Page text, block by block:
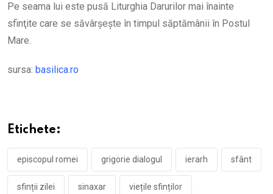
Pe seama lui este pusă Liturghia Darurilor mai înainte
sfinţite care se săvârşeşte în timpul săptămânii în Postul
Mare.
sursa: basilica.ro
Etichete:
episcopul romei grigorie dialogul ierarh sfânt
sfinții zilei sinaxar viețile sfinților